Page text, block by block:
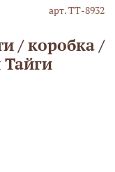
арт.ТТ-8932
/ коробка /